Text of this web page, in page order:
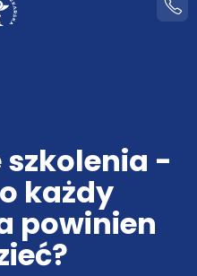
szkolenia -
każdy
powinien